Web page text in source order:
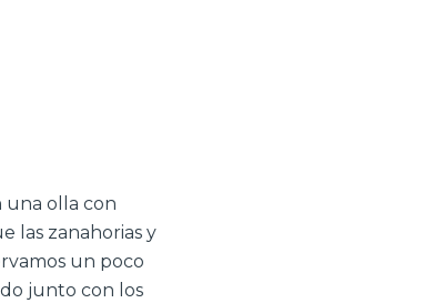
una olla con
las zanahorias y
un poco
junto con los